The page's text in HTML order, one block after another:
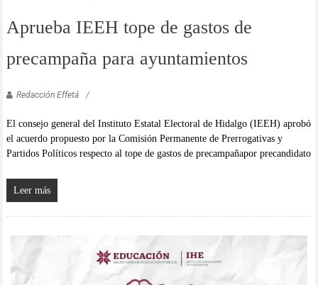
Aprueba IEEH tope de gastos de
precampaña para ayuntamientos
Redacción Effetá
El consejo general del Instituto Estatal Electoral de Hidalgo (IEEH) aprobó
el acuerdo propuesto por la Comisión Permanente de Prerrogativas y
Partidos Políticos respecto al tope de gastos de precampañapor precandidato
Leer más